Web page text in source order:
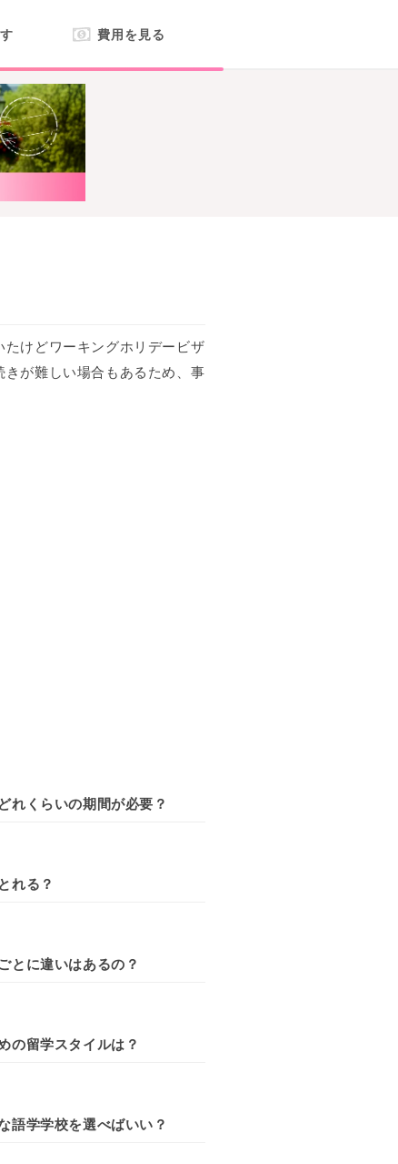
費用を見る
けどワーキングホリデービザ
が難しい場合もあるため、事
れくらいの期間が必要？
れる？
とに違いはあるの？
の留学スタイルは？
語学学校を選べばいい？